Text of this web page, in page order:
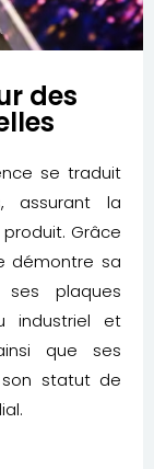
des
se traduit
assurant la
Grâce
démontre sa
plaques
industriel et
que ses
son statut de